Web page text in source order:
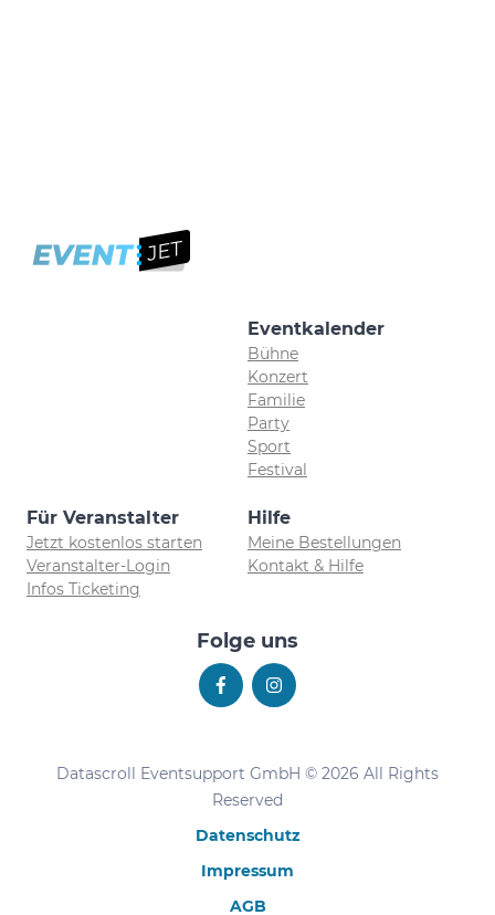
Eventkalender
Bühne
Konzert
Familie
Party
Sport
Festival
Für Veranstalter
Jetzt kostenlos starten
Veranstalter-Login
Infos Ticketing
Hilfe
Meine Bestellungen
Kontakt & Hilfe
Folge uns
Datascroll Eventsupport GmbH © 2026 All Rights
Reserved
Datenschutz
Impressum
AGB